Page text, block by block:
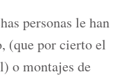
personas le han
(que por cierto el
o montajes de